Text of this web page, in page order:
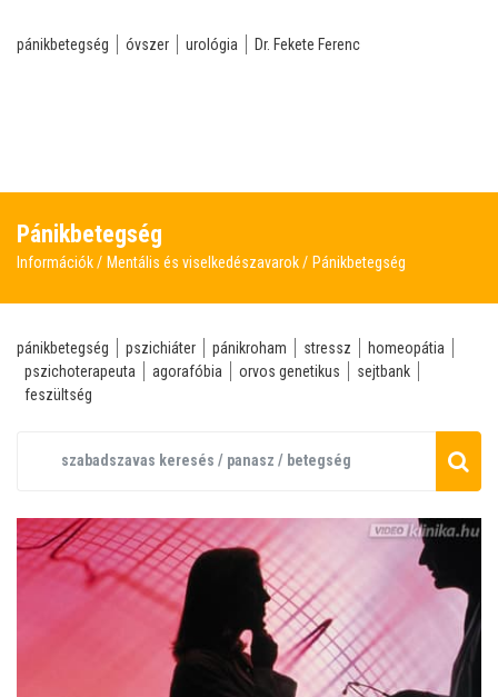
pánikbetegség óvszer urológia Dr. Fekete Ferenc
Pánikbetegség
Információk Mentális és viselkedészavarok Pánikbetegség
pánikbetegség pszichiáter pánikroham stressz
homeopátia
pszichoterapeuta
agorafóbia orvos genetikus
sejtbank
feszültség